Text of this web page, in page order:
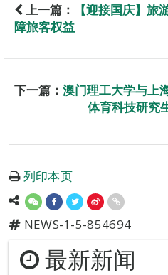
上一篇：
【迎接国庆】
障旅客权益
下一篇： 澳门理工大学与上
体育科技研究
列印本页
NEWS-1-5-854694
最新新闻